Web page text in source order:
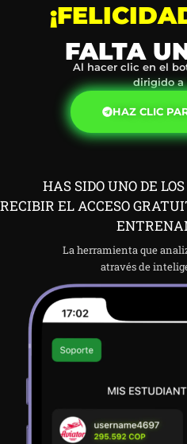
FALTA
Al hacer clic en el
dirigido a
HAZ CLIC
HAS SIDO UNO DE LOS
RECIBIR EL ACCESO
La herramienta que
através de